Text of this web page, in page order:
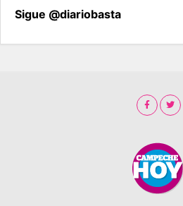
Sigue @diariobasta